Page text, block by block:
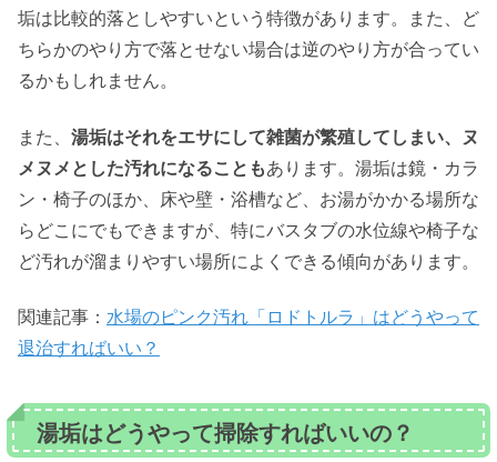
垢は比較的落としやすいという特徴があります。また、ど
ちらかのやり方で落とせない場合は逆のやり方が合ってい
るかもしれません。
また、 湯垢はそれをエサにして雑菌が繁殖してしまい、ヌ
メヌメとした汚れになることもあります。湯垢は鏡・カラ
ン・椅子のほか、床や壁・浴槽など、お湯がかかる場所な
らどこにでもできますが、特にバスタブの水位線や椅子な
ど汚れが溜まりやすい場所によくできる傾向があります。
関連記事： 水場のピンク汚れ「ロドトルラ」はどうやって
退治すればいい？
湯垢はどうやって掃除すればいいの？